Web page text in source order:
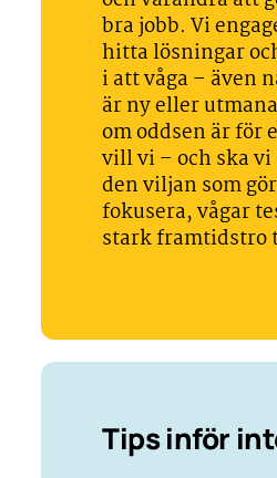
bra jobb. Vi
hitta lösningar
i att våga – även
är ny eller
om oddsen är för
vill vi – och ska
den viljan som
fokusera, vågar
stark framtidstro
Tips inför